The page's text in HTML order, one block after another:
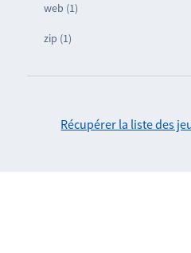
web (1)
zip (1)
Récupérer la liste des